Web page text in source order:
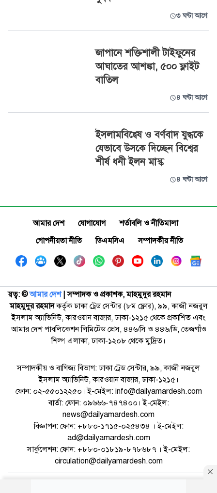
৩ ঘণ্টা আগে
জাপানে শক্তিশালী টাইফুনের
আঘাতের আশঙ্কা, ৫০০ ফ্লাইট
বাতিল
৪ ঘণ্টা আগে
ইসলামবিদ্বেষ ও বর্ণবাদ যুদ্ধকে
যেভাবে উসকে দিচ্ছেন বিশ্বের
শীর্ষ ধনী ইলন মাস্ক
৪ ঘণ্টা আগে
আমার দেশ যোগাযোগ
শর্তাবলি ও নীতিমালা
গোপনীয়তা নীতি
ডিএমসিএ সম্পাদকীয় নীতি
স্বত্ব: ©️আমার দেশ| সম্পাদক ও প্রকাশক, মাহমুদুর রহমান
মাহমুদুর রহমানকর্তৃক ঢাকা ট্রেড সেন্টার (৮ম ফ্লোর), ৯৯, কাজী নজরুল
ইসলাম অ্যাভিনিউ, কারওয়ান বাজার, ঢাকা-১২১৫ থেকে প্রকাশিত এবং
আমার দেশ পাবলিকেশন লিমিটেড প্রেস, ৪৪৬/সি ও ৪৪৬/ডি, তেজগাঁও
শিল্প এলাকা, ঢাকা-১২০৮ থেকে মুদ্রিত।
সম্পাদকীয় ও বাণিজ্য বিভাগ: ঢাকা ট্রেড সেন্টার, ৯৯, কাজী নজরুল
ইসলাম অ্যাভিনিউ, কারওয়ান বাজার, ঢাকা-১২১৫।
ফোন: ০২-৫৫০১২২৫০। ই-মেইল: info@dailyamardesh.com
বার্তা: ফোন: ০৯৬৬৬-৭৪৭৪০০। ই-মেইল:
news@dailyamardesh.com
বিজ্ঞাপন: ফোন: +৮৮০-১৭১৫-০২৫৪৩৪ । ই-মেইল:
ad@dailyamardesh.com
সার্কুলেশন: ফোন: +৮৮০-০১৮১৯-৮৭৮৬৮৭ । ই-মেইল:
circulation@dailyamardesh.com